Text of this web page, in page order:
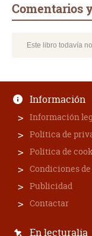
Comentarios
Este libro todavía
Información
Información
Política de
Política de
Condiciones de
Publicidad
Contactar
En lecturalia